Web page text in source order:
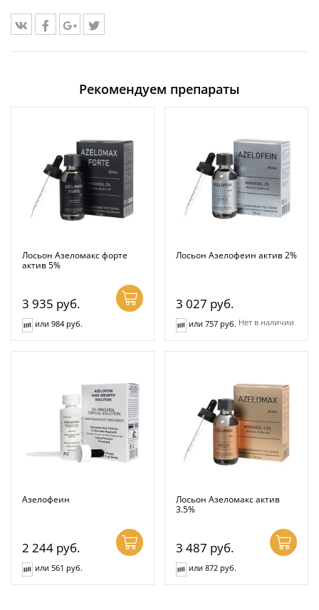
Рекомендуем препараты
Лосьон Азеломакс форте
актив 5%
3 935 руб.
или 984 руб.
Лосьон Азелофеин актив 2%
3 027 руб.
Нет в наличии
или 757 руб.
Азелофеин
2 244 руб.
или 561 руб.
Лосьон Азеломакс актив
3.5%
3 487 руб.
или 872 руб.